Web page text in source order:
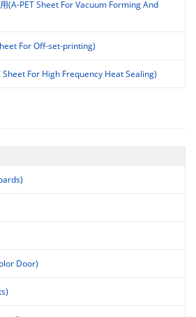
(A-PET Sheet For Vacuum Forming And
For Off-set-printing)
Sheet For High Frequency Heat Sealing)
Door)